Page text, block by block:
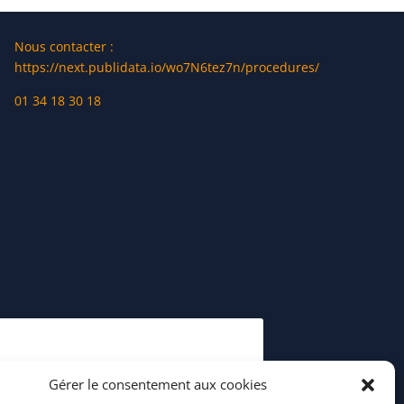
Gérer le consentement aux cookies
Nous contacter :
https://next.publidata.io/wo7N6tez7n/procedures/
01 34 18 30 18